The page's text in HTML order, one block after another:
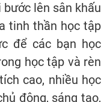
lên sân khấu
tinh thần học tập
để các bạn học
học tập và rèn
cao, nhiều học
động, sáng tạo,